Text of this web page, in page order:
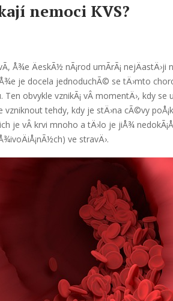
nemoci KVS?
Å¾e ÄeskÃ½ nÃ¡rod umÃ­rÃ¡
je docela jednoduchÃ© se tÄ›mto
Ten obvykle vznikÃ¡ vÂ momentÄ›, kdy
vzniknout tehdy, kdy je stÄ›na cÃ©vy
je vÂ krvi mnoho a tÄ›lo je jiÅ¾
ve stravÄ›.